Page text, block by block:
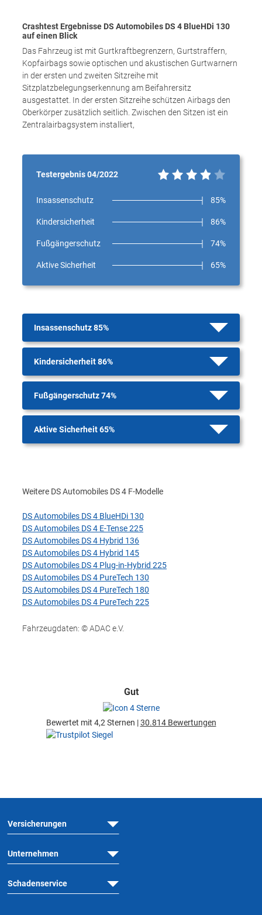
Crashtest Ergebnisse DS Automobiles DS 4 BlueHDi 130
auf einen Blick
Das Fahrzeug ist mit Gurtkraftbegrenzern, Gurtstraffern,
Kopfairbags sowie optischen und akustischen Gurtwarnern
in der ersten und zweiten Sitzreihe mit
Sitzplatzbelegungserkennung am Beifahrersitz
ausgestattet. In der ersten Sitzreihe schützen Airbags den
Oberkörper zusätzlich seitlich. Zwischen den Sitzen ist ein
Zentralairbagsystem installiert,
Testergebnis 04/2022
Insassenschutz 85%
Kindersicherheit 86%
Fußgängerschutz 74%
Aktive Sicherheit 65%
Insassenschutz 85%
Kindersicherheit 86%
Fußgängerschutz 74%
Aktive Sicherheit 65%
Weitere DS Automobiles DS 4 F-Modelle
DS Automobiles DS 4 BlueHDi 130
DS Automobiles DS 4 E-Tense 225
DS Automobiles DS 4 Hybrid 136
DS Automobiles DS 4 Hybrid 145
DS Automobiles DS 4 Plug-in-Hybrid 225
DS Automobiles DS 4 PureTech 130
DS Automobiles DS 4 PureTech 180
DS Automobiles DS 4 PureTech 225
Fahrzeugdaten: © ADAC e.V.
Gut
Bewertet mit 4,2 Sternen |30.814 Bewertungen
Versicherungen
Unternehmen
Schadenservice